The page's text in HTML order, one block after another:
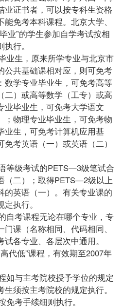
业证书者，可以按专科生资格
免考本科课程。北京大学、
业”的学生参加自学考试按相
行。
业生，原来所学专业与北京市
公共基础课相对应，则可免考
数学专业毕业生，可免考高等
二）或高等数学（工专）或高
业毕业生，可免考大学语文
；物理专业毕业生，可免考物
业生，可免考计算机应用基
免考英语（一）或英语（二）
等级考试的PETS—3级笔试合
（二）；取得PETS—2级以上
的英语（一）。有关专业课的
执行。
自考课程无论在哪个专业，专
课（名称相同、代码相同、
各专业、各层次中通用。
代低”课程，有效期至2007年
如与主考院校授予学位的规定
须按主考院校的规定执行。
考手续细则执行。